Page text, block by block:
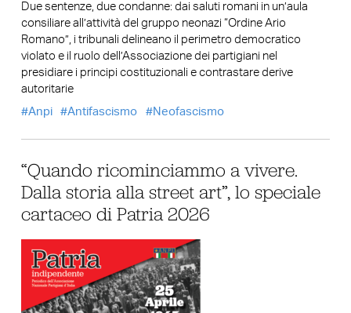
Due sentenze, due condanne: dai saluti romani in un’aula
consiliare all’attività del gruppo neonazi “Ordine Ario
Romano”, i tribunali delineano il perimetro democratico
violato e il ruolo dell’Associazione dei partigiani nel
presidiare i principi costituzionali e contrastare derive
autoritarie
Anpi
Antifascismo Neofascismo
“Quando ricominciammo a vivere.
Dalla storia alla street art”, lo speciale
cartaceo di Patria 2026